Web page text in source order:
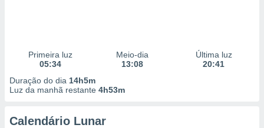
Primeira luz
05:34
Meio-dia
13:08
Última luz
20:41
Duração do dia 14h5m
Luz da manhã restante 4h53m
Calendário Lunar